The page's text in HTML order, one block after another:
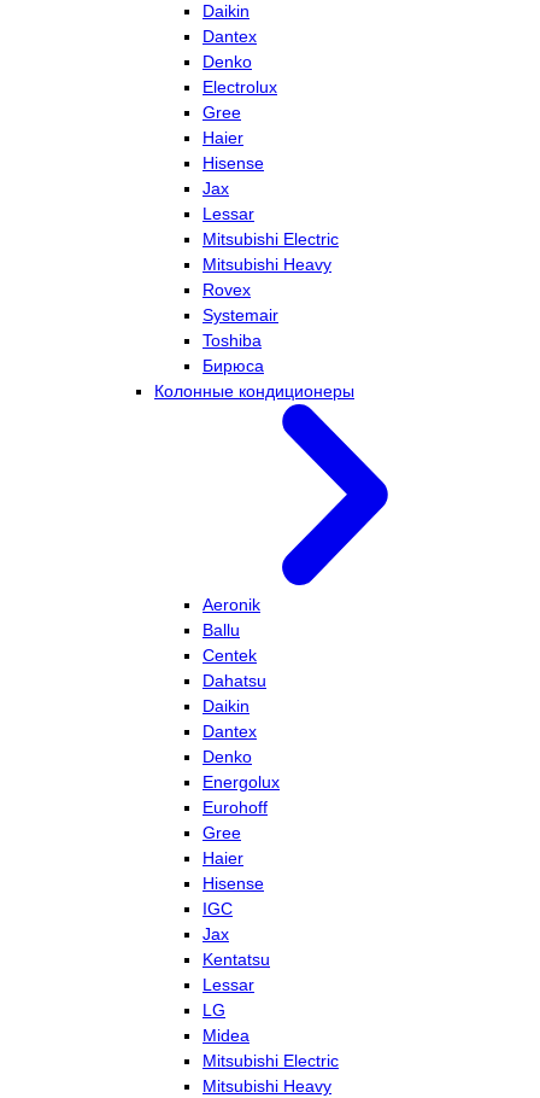
Daikin
Dantex
Denko
Electrolux
Gree
Haier
Hisense
Jax
Lessar
Mitsubishi Electric
Mitsubishi Heavy
Rovex
Systemair
Toshiba
Бирюса
Колонные кондиционеры
Aeronik
Ballu
Centek
Dahatsu
Daikin
Dantex
Denko
Energolux
Eurohoff
Gree
Haier
Hisense
IGC
Jax
Kentatsu
Lessar
LG
Midea
Mitsubishi Electric
Mitsubishi Heavy